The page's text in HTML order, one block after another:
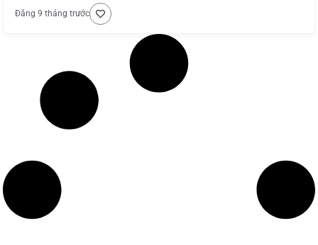
Đăng 9 tháng trước